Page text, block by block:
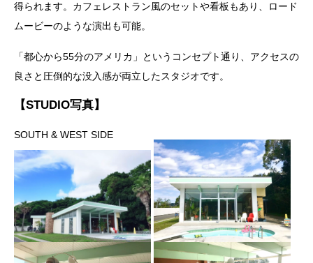
得られます。カフェレストラン風のセットや看板もあり、ロード
ムービーのような演出も可能。
「都心から55分のアメリカ」というコンセプト通り、アクセスの
良さと圧倒的な没入感が両立したスタジオです。
【STUDIO写真】
SOUTH & WEST SIDE